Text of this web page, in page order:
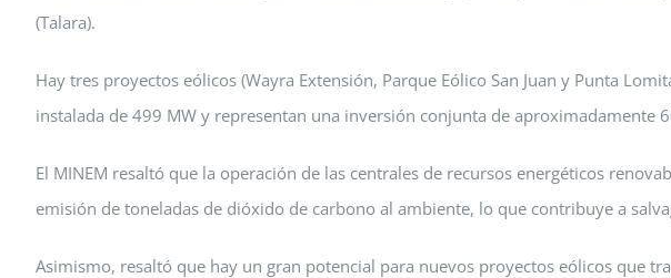
(Talara).
Hay tres proyectos eólicos (Wayra Extensión, Parque Eólico San Juan y Punta
instalada de 499 MW y representan una inversión conjunta de aproximadamente
El MINEM resaltó que la operación de las centrales de recursos energéticos
emisión de toneladas de dióxido de carbono al ambiente, lo que contribuye a
Asimismo, resaltó que hay un gran potencial para nuevos proyectos eólicos que